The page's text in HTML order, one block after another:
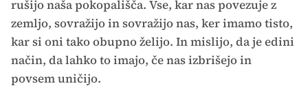
rušijo naša pokopališča. Vse, kar nas povezuje z
zemljo, sovražijo in sovražijo nas, ker imamo tisto,
kar si oni tako obupno želijo. In mislijo, da je edini
način, da lahko to imajo, če nas izbrišejo in
povsem uničijo.